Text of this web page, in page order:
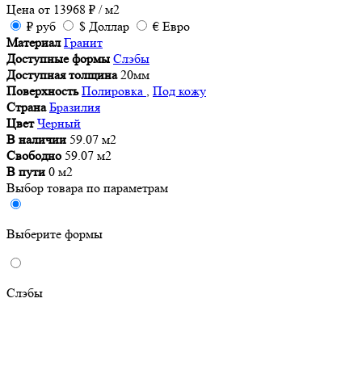
Цена от 13968 ₽ / м2
₽ руб $ Доллар € Евро
Материал Гранит
Доступные формы Слэбы
Доступная толщина 20мм
Поверхность Полировка
Под кожу
Страна Бразилия
Цвет Черный
В наличии 59.07 м2
Свободно 59.07 м2
В пути 0 м2
Выбор товара по параметрам
Выберите формы
Слэбы